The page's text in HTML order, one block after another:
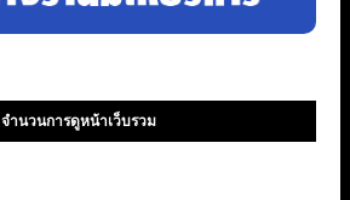
จำนวนการดูหน้าเว็บรวม